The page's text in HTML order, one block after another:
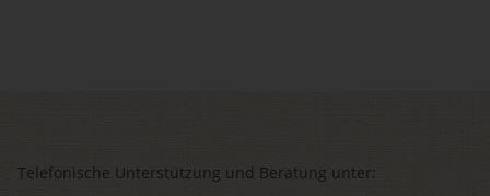
Telefonische Unterstützung und Beratung unter: